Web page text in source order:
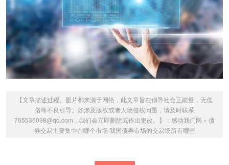
【文章描述过程、图片都来源于网络，此文章旨在倡导社会正能量，无低
俗等不良引导。如涉及版权或者人物侵权问题，请及时联系
765536098@qq.com，我们会立即删除或作出更改。】： 感动我们网 » 债
券交易主要集中在哪个市场 我国债券市场的交易场所有哪些